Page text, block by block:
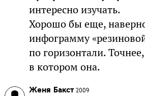
интересно изучать.
Хорошо бы еще,
инфограмму
по горизонтали.
в котором она.
Женя Бакст 2009